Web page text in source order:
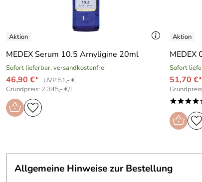
MEDEX Serum 10.5 Arnyligine 20ml
Sofort lieferbar, versandkostenfrei
46,90 €*
UVP 51,- €
Grundpreis: 2.345,- €/l
MEDEX
Sofort
51,70 €*
Allgemeine Hinweise zur Bestellung